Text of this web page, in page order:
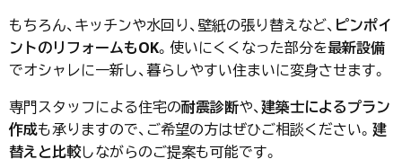
もちろん、キッチンや水回り、壁紙の張り替えなど、 ピンポイ
ントのリフォームもOK。使いにくくなった部分を最新設備
でオシャレに一新し、暮らしやすい住まいに変身させます。
専門スタッフによる住宅の耐震診断や、建築士によるプラン
作成も承りますので、ご希望の方はぜひご相談ください。 建
替えと比較しながらのご提案も可能です。